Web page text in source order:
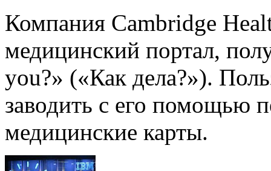
Компания Cambridge
медицинский портал,
you?» («Как дела?»).
заводить с его помощью
медицинские карты.